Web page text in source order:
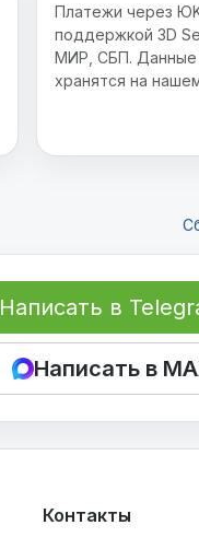
Платежи через
поддержкой 3D
МИР, СБП. Данные
хранятся на
Написать в
Написать в
Контакты